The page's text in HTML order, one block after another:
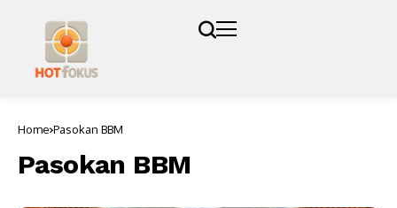
Home Pasokan BBM
Pasokan BBM